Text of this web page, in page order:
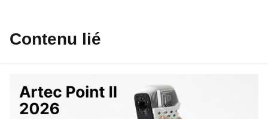
Contenu lié